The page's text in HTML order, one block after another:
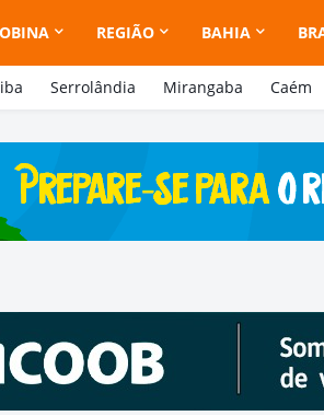
REGIÃO BAHIA
Serrolândia Mirangaba Caém